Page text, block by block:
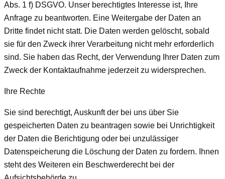
Abs. 1 f) DSGVO. Unser berechtigtes Interesse ist, Ihre
Anfrage zu beantworten. Eine Weitergabe der Daten an
Dritte findet nicht statt. Die Daten werden gelöscht, sobald
sie für den Zweck ihrer Verarbeitung nicht mehr erforderlich
sind. Sie haben das Recht, der Verwendung Ihrer Daten zum
Zweck der Kontaktaufnahme jederzeit zu widersprechen.
Ihre Rechte
Sie sind berechtigt, Auskunft der bei uns über Sie
gespeicherten Daten zu beantragen sowie bei Unrichtigkeit
der Daten die Berichtigung oder bei unzulässiger
Datenspeicherung die Löschung der Daten zu fordern. Ihnen
steht des Weiteren ein Beschwerderecht bei der